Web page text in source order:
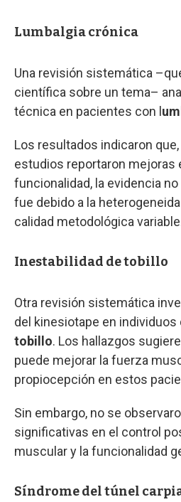
Lumbalgia crónica
Una revisión sistemática
científica sobre un tema–
técnica en pacientes con l
Los resultados indicaron
estudios reportaron mejoras
funcionalidad, la evidencia
fue debido a la
calidad metodológica
Inestabilidad de tobillo
Otra revisión sistemática
del kinesiotape en
tobillo. Los hallazgos
puede mejorar la fuerza
propiocepción en estos
Sin embargo, no se
significativas en el control
muscular y la funcionalidad
Síndrome del túnel